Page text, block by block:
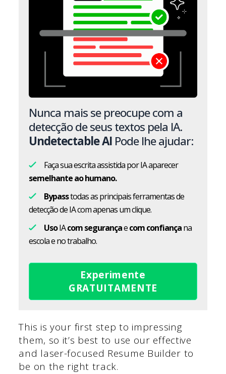
Nunca mais se preocupe com a
detecção de seus textos pela IA.
Undetectable AI Pode lhe ajudar:
Faça sua escrita assistida por IA aparecer
semelhante ao humano.
Bypasstodas as principais ferramentas de
detecção de IA com apenas um clique.
UsoIAcom segurançaecom confiançana
escola e no trabalho.
Experimente
GRATUITAMENTE
This is your first step to impressing
them, so it’s best to use our effective
and laser-focused Resume Builder to
be on the right track.